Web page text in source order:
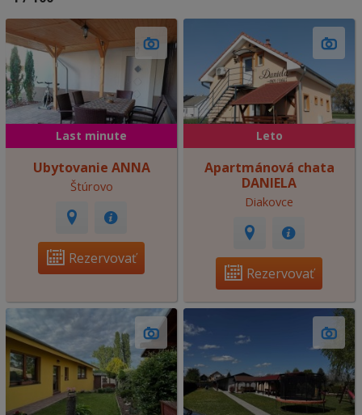
Last minute
Ubytovanie ANNA
Štúrovo
Rezervovať
Leto
Apartmánová chata
DANIELA
Diakovce
Rezervovať